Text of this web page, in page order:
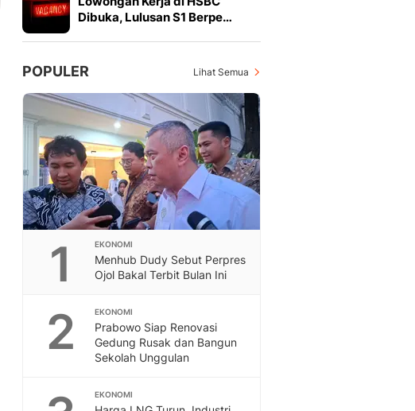
Dibuka, Lulusan S1 Berpe…
POPULER Lihat Semua
1 EKONOMI
Menhub Dudy Sebut Perpres
Ojol Bakal Terbit Bulan Ini
2 EKONOMI
Prabowo Siap Renovasi
Gedung Rusak dan Bangun
Sekolah Unggulan
EKONOMI